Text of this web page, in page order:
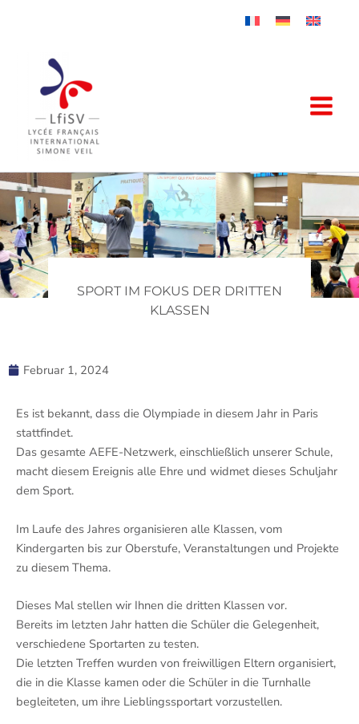
SPORT IM FOKUS DER DRITTEN
KLASSEN
Februar 1, 2024
Es ist bekannt, dass die Olympiade in diesem Jahr in Paris
stattfindet.
Das gesamte AEFE-Netzwerk, einschließlich unserer Schule,
macht diesem Ereignis alle Ehre und widmet dieses Schuljahr
dem Sport.
Im Laufe des Jahres organisieren alle Klassen, vom
Kindergarten bis zur Oberstufe, Veranstaltungen und Projekte
zu diesem Thema.
Dieses Mal stellen wir Ihnen die dritten Klassen vor.
Bereits im letzten Jahr hatten die Schüler die Gelegenheit,
verschiedene Sportarten zu testen.
Die letzten Treffen wurden von freiwilligen Eltern organisiert,
die in die Klasse kamen oder die Schüler in die Turnhalle
begleiteten, um ihre Lieblingssportart vorzustellen.